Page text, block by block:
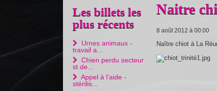
Les billets les
plus récents
Urnes animaux -
travail a...
Chien perdu secteur
st de...
Appel à l'aide -
stérilis...
Naitre
8 août 2012 à 00:00
Naître chiot à La